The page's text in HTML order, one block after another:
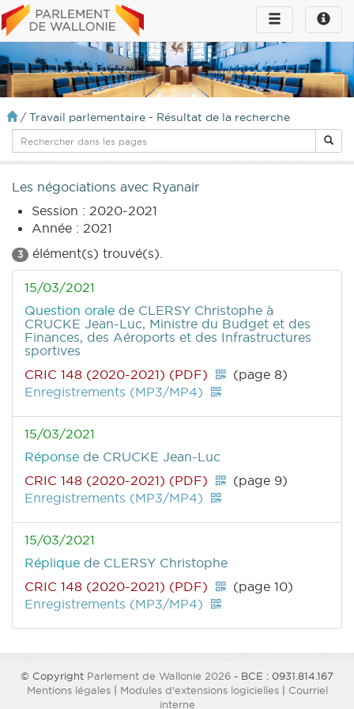
Toggle
infos
Toggle
navigation
/ Travail parlementaire - Résultat de la recherche
Les négociations avec Ryanair
Session : 2020-2021
Année : 2021
3 élément(s) trouvé(s).
15/03/2021
Question orale de CLERSY Christophe à
CRUCKE Jean-Luc, Ministre du Budget et des
Finances, des Aéroports et des Infrastructures
sportives
CRIC 148 (2020-2021) (PDF)
(page 8)
Enregistrements (MP3/MP4)
15/03/2021
Réponse de CRUCKE Jean-Luc
CRIC 148 (2020-2021) (PDF)
(page 9)
Enregistrements (MP3/MP4)
15/03/2021
Réplique de CLERSY Christophe
CRIC 148 (2020-2021) (PDF)
(page 10)
Enregistrements (MP3/MP4)
© Copyright Parlement de Wallonie 2026 - BCE : 0931.814.167
Mentions légales| Modules d'extensions logicielles| Courriel
interne